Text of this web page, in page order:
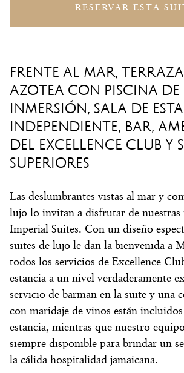
RESERVAR ESTA
FRENTE AL MAR,
AZOTEA CON PISCINA DE
INMERSIÓN, SALA DE
INDEPENDIENTE, BAR,
DEL EXCELLENCE CLUB Y
SUPERIORES
Las deslumbrantes vistas al mar y
lujo lo invitan a disfrutar de nuestras
Imperial Suites. Con un diseño
suites de lujo le dan la bienvenida a
todos los servicios de Excellence
estancia a un nivel verdaderamente
servicio de barman en la suite y una
con maridaje de vinos están
estancia, mientras que nuestro
siempre disponible para brindar un
la cálida hospitalidad jamaicana.